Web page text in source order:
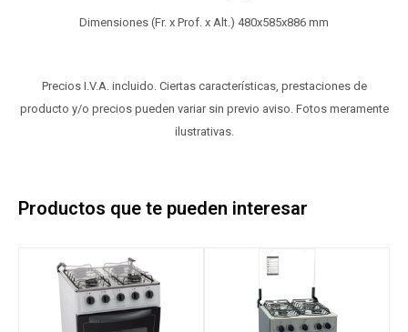
Dimensiones (Fr. x Prof. x Alt.) 480x585x886 mm
Precios I.V.A. incluido. Ciertas características, prestaciones de
producto y/o precios pueden variar sin previo aviso. Fotos meramente
ilustrativas.
Productos que te pueden interesar